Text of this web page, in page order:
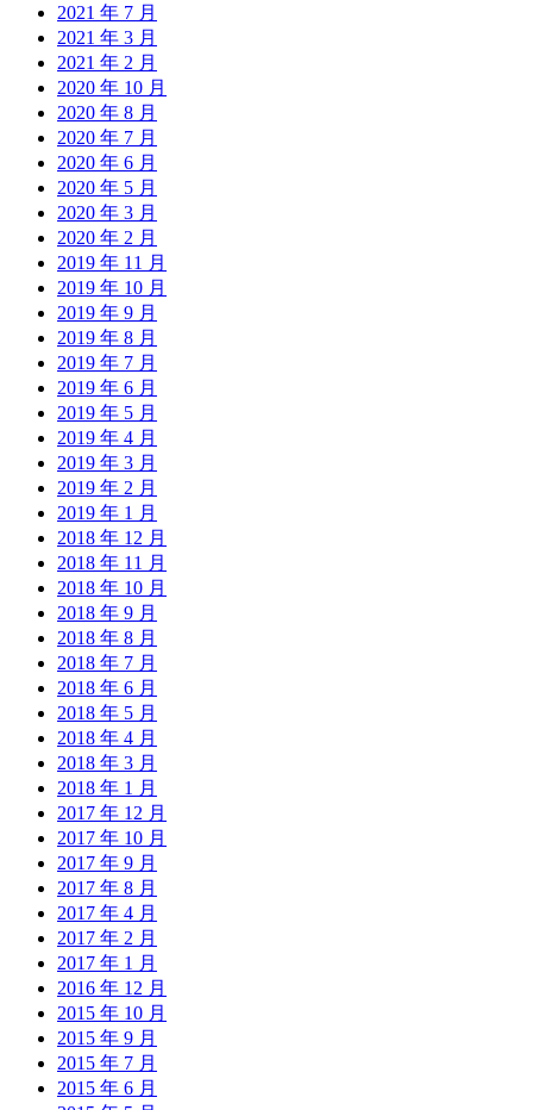
2021 年 7 月
2021 年 3 月
2021 年 2 月
2020 年 10 月
2020 年 8 月
2020 年 7 月
2020 年 6 月
2020 年 5 月
2020 年 3 月
2020 年 2 月
2019 年 11 月
2019 年 10 月
2019 年 9 月
2019 年 8 月
2019 年 7 月
2019 年 6 月
2019 年 5 月
2019 年 4 月
2019 年 3 月
2019 年 2 月
2019 年 1 月
2018 年 12 月
2018 年 11 月
2018 年 10 月
2018 年 9 月
2018 年 8 月
2018 年 7 月
2018 年 6 月
2018 年 5 月
2018 年 4 月
2018 年 3 月
2018 年 1 月
2017 年 12 月
2017 年 10 月
2017 年 9 月
2017 年 8 月
2017 年 4 月
2017 年 2 月
2017 年 1 月
2016 年 12 月
2015 年 10 月
2015 年 9 月
2015 年 7 月
2015 年 6 月